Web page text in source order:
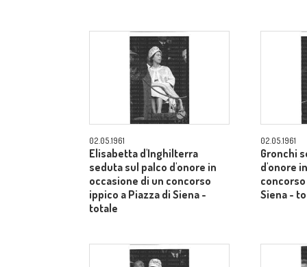
02.05.1961
Elisabetta d'Inghilterra
seduta sul palco d'onore in
occasione di un concorso
ippico a Piazza di Siena -
totale
02.05.1961
Gronchi
d'onore
Siena -